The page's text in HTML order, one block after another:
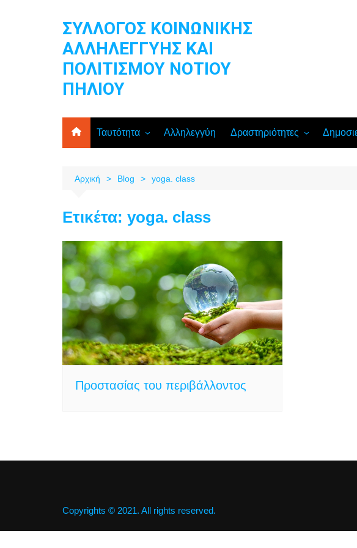
ΣΥΛΛΟΓΟΣ ΚΟΙΝΩΝΙΚΗΣ
ΑΛΛΗΛΕΓΓΥΗΣ ΚΑΙ
ΠΟΛΙΤΙΣΜΟΥ ΝΟΤΙΟΥ
ΠΗΛΙΟΥ
Ταυτότητα
Ανακοινώσεις
Αλληλεγγύη Δραστηριότητες
Ομάδα γυναικών
Κλιματικής καταστροφής
Βιολογικής καλλιέργειας
Προστασίας του
περιβάλλοντος
Συνεργασία με άλλους
Συλλόγους αλληλεγγύης
Συναυλίες αλληλεγγύης για
Αρχική Blog yoga. class
Ετικέτα: yoga. class
Προστασίας του περιβάλλοντος
Copyrights © 2021. All rights reserved.